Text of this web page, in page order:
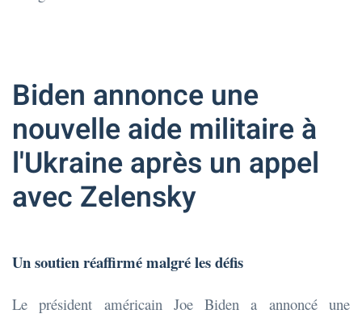
Biden annonce une
nouvelle aide militaire à
l'Ukraine après un appel
avec Zelensky
Un soutien réaffirmé malgré les défis
Le président américain Joe Biden a annoncé une